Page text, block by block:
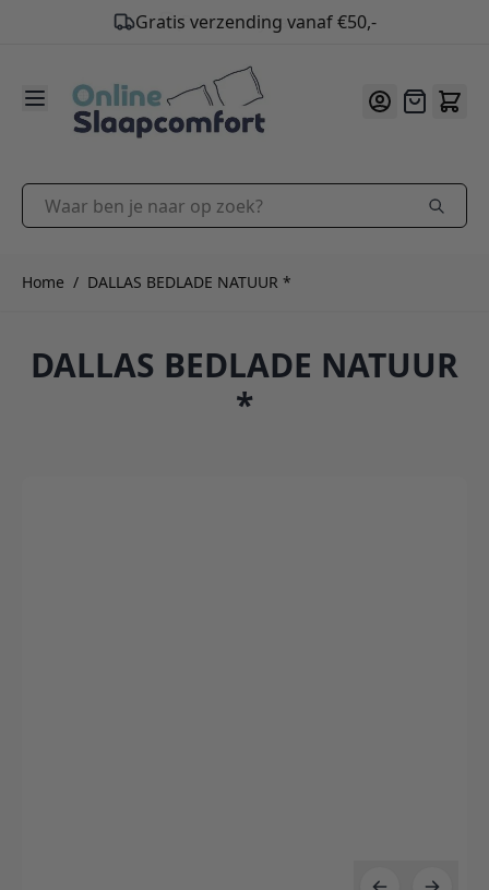
Gratis verzending vanaf €50,-
9.2/10
Offerte
Waar ben je naar op zoek?
Home / DALLAS BEDLADE NATUUR *
DALLAS BEDLADE NATUUR
*